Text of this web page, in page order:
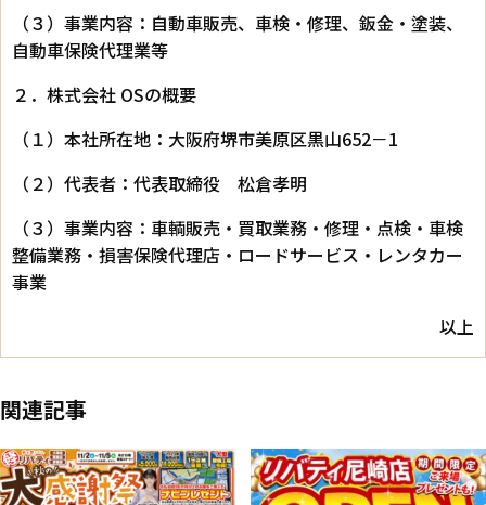
（３）事業内容：自動車販売、車検・修理、鈑金・塗装、
自動車保険代理業等
２．株式会社 OSの概要
（１）本社所在地：大阪府堺市美原区黒山652－1
（２）代表者：代表取締役 松倉孝明
（３）事業内容：車輌販売・買取業務・修理・点検・車検
整備業務・損害保険代理店・ロードサービス・レンタカー
事業
以上
関連記事